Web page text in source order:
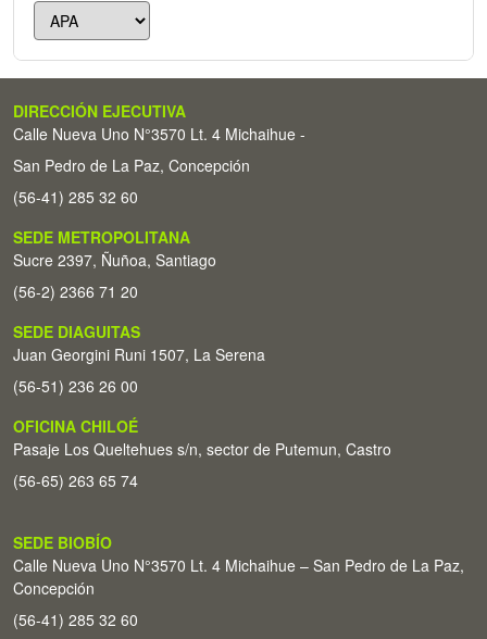
DIRECCIÓN EJECUTIVA
Calle Nueva Uno N°3570 Lt. 4 Michaihue -
San Pedro de La Paz, Concepción
(56-41) 285 32 60
SEDE METROPOLITANA
Sucre 2397, Ñuñoa, Santiago
(56-2) 2366 71 20
SEDE DIAGUITAS
Juan Georgini Runi 1507, La Serena
(56-51) 236 26 00
OFICINA CHILOÉ
Pasaje Los Queltehues s/n, sector de Putemun, Castro
(56-65) 263 65 74
SEDE BIOBÍO
Calle Nueva Uno N°3570 Lt. 4 Michaihue – San Pedro de La Paz,
Concepción
(56-41) 285 32 60